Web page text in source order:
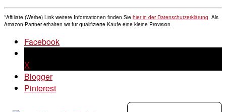
*Affiliate (Werbe) Link weitere Informationen finden Sie hier in der Datenschutzerklärung . Als
Amazon-Partner erhalten wir für qualifizierte Käufe eine kleine Provision.
Facebook
X
Blogger
Pinterest